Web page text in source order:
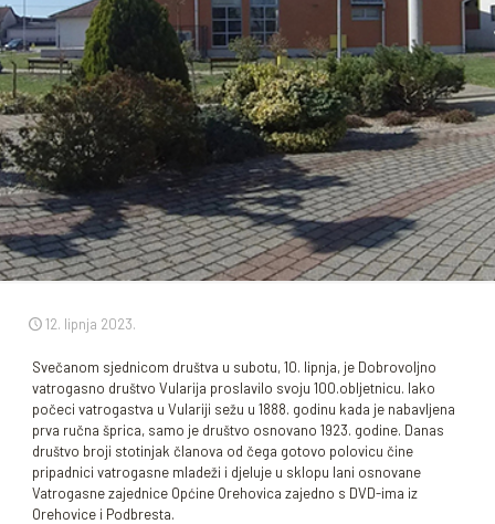
12. lipnja 2023.
Svečanom sjednicom društva u subotu, 10. lipnja, je Dobrovoljno
vatrogasno društvo Vularija proslavilo svoju 100.obljetnicu. Iako
počeci vatrogastva u Vulariji sežu u 1888. godinu kada je nabavljena
prva ručna šprica, samo je društvo osnovano 1923. godine. Danas
društvo broji stotinjak članova od čega gotovo polovicu čine
pripadnici vatrogasne mladeži i djeluje u sklopu lani osnovane
Vatrogasne zajednice Općine Orehovica zajedno s DVD-ima iz
Orehovice i Podbresta.